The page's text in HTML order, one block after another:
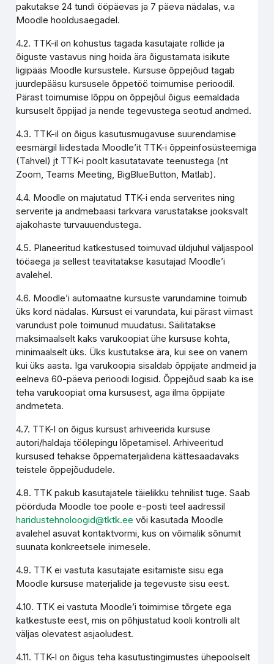
pakutakse 24 tundi ööpäevas ja 7 päeva nädalas, v.a
Moodle hooldusaegadel.
4.2. TTK-il on kohustus tagada kasutajate rollide ja
õiguste vastavus ning hoida ära õigustamata isikute
ligipääs Moodle kursustele. Kursuse õppejõud tagab
juurdepääsu kursusele õppetöö toimumise perioodil.
Pärast toimumise lõppu on õppejõul õigus eemaldada
kursuselt õppijad ja nende tegevustega seotud andmed.
4.3. TTK-il on õigus kasutusmugavuse suurendamise
eesmärgil liidestada Moodle’it TTK-i õppeinfosüsteemiga
(Tahvel) jt TTK-i poolt kasutatavate teenustega (nt
Zoom, Teams Meeting, BigBlueButton, Matlab).
4.4. Moodle on majutatud TTK-i enda serverites ning
serverite ja andmebaasi tarkvara varustatakse jooksvalt
ajakohaste turvauuendustega.
4.5. Planeeritud katkestused toimuvad üldjuhul väljaspool
tööaega ja sellest teavitatakse kasutajad Moodle’i
avalehel.
4.6. Moodle’i automaatne kursuste varundamine toimub
üks kord nädalas. Kursust ei varundata, kui pärast viimast
varundust pole toimunud muudatusi. Säilitatakse
maksimaalselt kaks varukoopiat ühe kursuse kohta,
minimaalselt üks. Üks kustutakse ära, kui see on vanem
kui üks aasta. Iga varukoopia sisaldab õppijate andmeid ja
eelneva 60-päeva perioodi logisid. Õppejõud saab ka ise
teha varukoopiat oma kursusest, aga ilma õppijate
andmeteta.
4.7. TTK-l on õigus kursust arhiveerida kursuse
autori/haldaja töölepingu lõpetamisel. Arhiveeritud
kursused tehakse õppematerjalidena kättesaadavaks
teistele õppejõududele.
4.8. TTK pakub kasutajatele täielikku tehnilist tuge. Saab
pöörduda Moodle toe poole e-posti teel aadressil
haridustehnoloogid@tktk.ee või kasutada Moodle
avalehel asuvat kontaktvormi, kus on võimalik sõnumit
suunata konkreetsele inimesele.
4.9. TTK ei vastuta kasutajate esitamiste sisu ega
Moodle kursuse materjalide ja tegevuste sisu eest.
4.10. TTK ei vastuta Moodle’i toimimise tõrgete ega
katkestuste eest, mis on põhjustatud kooli kontrolli alt
väljas olevatest asjaoludest.
4.11. TTK-l on õigus teha kasutustingimustes ühepoolselt